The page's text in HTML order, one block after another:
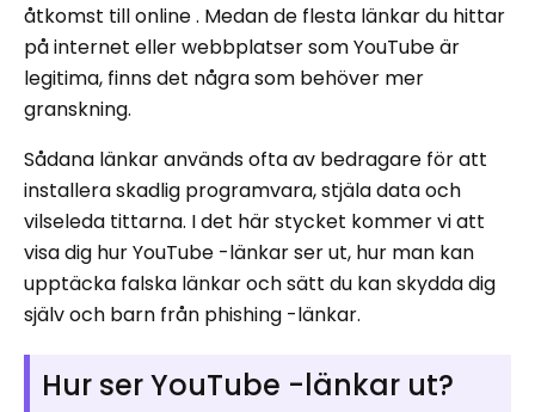
åtkomst till online . Medan de flesta länkar du hittar
på internet eller webbplatser som YouTube är
legitima, finns det några som behöver mer
granskning.
Sådana länkar används ofta av bedragare för att
installera skadlig programvara, stjäla data och
vilseleda tittarna. I det här stycket kommer vi att
visa dig hur YouTube -länkar ser ut, hur man kan
upptäcka falska länkar och sätt du kan skydda dig
själv och barn från phishing -länkar.
Hur ser YouTube -länkar ut?